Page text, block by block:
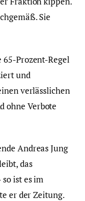
Sie
Prozent-Regel
und
verlässlichen
ohne Verbote
Andreas Jung
das
ist es im
er der Zeitung.